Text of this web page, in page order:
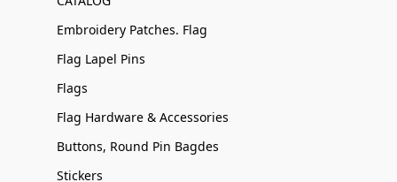
Embroidery Patches. Flag
Flag Lapel Pins
Flags
Flag Hardware & Accessories
Buttons, Round Pin Bagdes
Stickers